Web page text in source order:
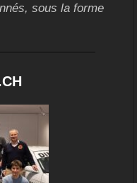
sous la forme